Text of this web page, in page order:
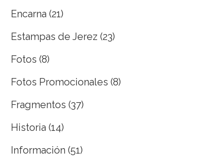
Encarna (21)
Estampas de Jerez (23)
Fotos (8)
Fotos Promocionales (8)
Fragmentos (37)
Historia (14)
Información (51)